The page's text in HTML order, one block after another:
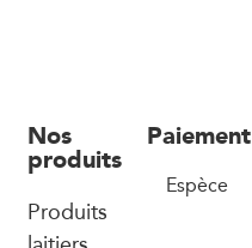
Nos
produits
Produits
Paiement
Espèce